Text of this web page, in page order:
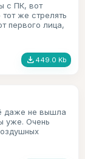
с ПК, вот
же стрелять
первого лица,
file_download 449.0 Kb
даже не вышла
уже. Очень